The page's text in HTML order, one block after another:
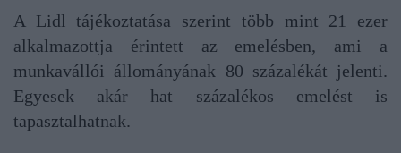
A Lidl tájékoztatása szerint több mint 21 ezer
alkalmazottja érintett az emelésben, ami a
munkavállói állományának 80 százalékát jelenti.
Egyesek akár hat százalékos emelést is
tapasztalhatnak.